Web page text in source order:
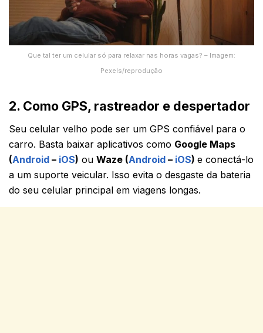
Que tal ter um celular só para relaxar nas horas vagas? – Imagem:
Pexels/reprodução
2. Como GPS, rastreador e despertador
Seu celular velho pode ser um GPS confiável para o
carro. Basta baixar aplicativos como Google Maps
(Android – iOS) ou Waze (Android – iOS) e conectá-lo
a um suporte veicular. Isso evita o desgaste da bateria
do seu celular principal em viagens longas.